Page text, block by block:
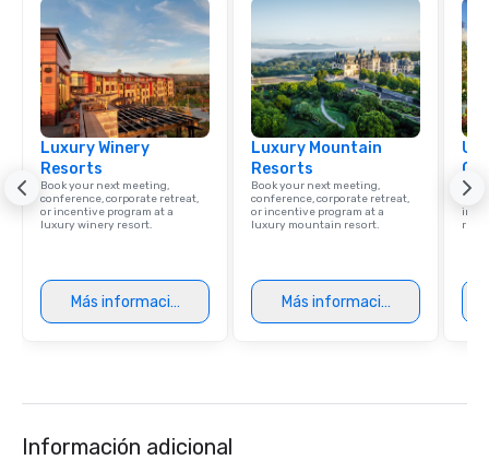
Luxury Winery
Resorts
Book your next meeting,
conference, corporate retreat,
or incentive program at a
luxury winery resort.
Más información
Luxury Mountain
Resorts
Book your next meeting,
conference, corporate retreat,
or incentive program at a
luxury mountain resort.
Más información
Find
Información adicional